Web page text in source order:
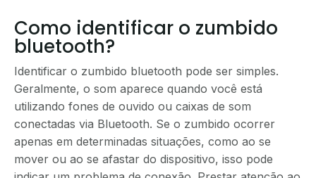
Como identificar o zumbido
bluetooth?
Identificar o zumbido bluetooth pode ser simples.
Geralmente, o som aparece quando você está
utilizando fones de ouvido ou caixas de som
conectadas via Bluetooth. Se o zumbido ocorrer
apenas em determinadas situações, como ao se
mover ou ao se afastar do dispositivo, isso pode